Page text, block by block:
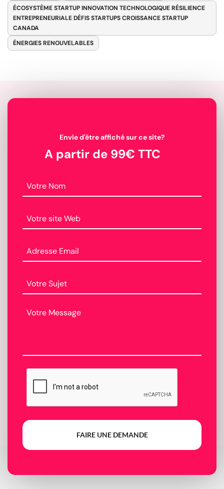
ÉCOSYSTÈME STARTUP INNOVATION TECHNOLOGIQUE RÉSILIENCE
ENTREPRENEURIALE DÉFIS STARTUPS CROISSANCE STARTUP
CANADA
ÉNERGIES RENOUVELABLES
Envie d'être affiché sur ce site?
A partir de 99€ TTC
FAIRE UNE DEMANDE